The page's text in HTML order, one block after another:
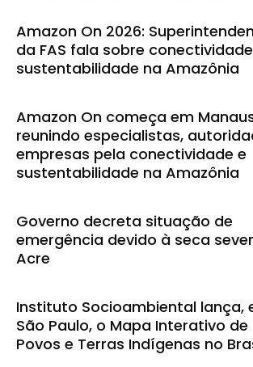
Amazon On 2026:
da FAS fala sobre
sustentabilidade na Amazônia
Amazon On começa em
reunindo especialistas,
empresas pela conectividade e
sustentabilidade na Amazônia
Governo decreta situação de
emergência devido à seca
Acre
Instituto Socioambiental lança,
São Paulo, o Mapa Interativo de
Povos e Terras Indígenas no